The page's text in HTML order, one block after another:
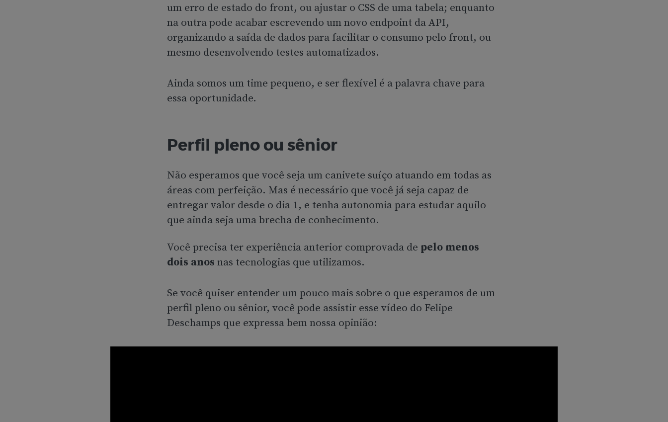
um erro de estado do front, ou ajustar o CSS de uma tabela; enquanto
na outra pode acabar escrevendo um novo endpoint da API,
organizando a saída de dados para facilitar o consumo pelo front, ou
mesmo desenvolvendo testes automatizados.
Ainda somos um time pequeno, e ser flexível é a palavra chave para
essa oportunidade.
Perfil pleno ou sênior
Não esperamos que você seja um canivete suíço atuando em todas as
áreas com perfeição. Mas é necessário que você já seja capaz de
entregar valor desde o dia 1, e tenha autonomia para estudar aquilo
que ainda seja uma brecha de conhecimento.
Você precisa ter experiência anterior comprovada de pelo menos
dois anos nas tecnologias que utilizamos.
Se você quiser entender um pouco mais sobre o que esperamos de um
perfil pleno ou sênior, você pode assistir esse vídeo do Felipe
Deschamps que expressa bem nossa opinião: